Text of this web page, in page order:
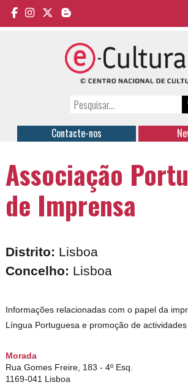
Contacte-nos
Associação
de Imprensa
Distrito: Lisboa
Concelho: Lisboa
Informações relacionadas com o papel da
Língua Portuguesa e promoção de
Morada
Rua Gomes Freire, 183 - 4º Esq.
1169-041 Lisboa